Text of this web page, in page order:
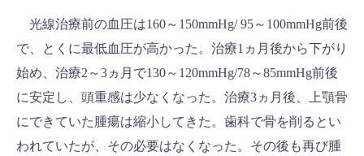
光線治療前の血圧は160～150mmHg/ 95～100mmHg前後
で、とくに最低血圧が高かった。治療1ヵ月後から下がり
始め、治療2～3ヵ月で130～120mmHg/78～85mmHg前後
に安定し、頭重感は少なくなった。治療3ヵ月後、上顎骨
にできていた腫瘍は縮小してきた。歯科で骨を削るとい
われていたが、その必要はなくなった。その後も再び腫